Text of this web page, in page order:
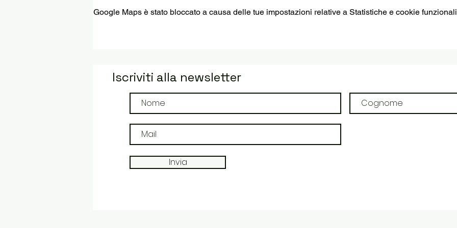
Google Maps è stato bloccato a causa delle tue impostazioni relative a Statistiche e cookie
Iscriviti alla newsletter
Invia